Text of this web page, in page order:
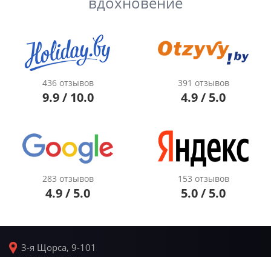
436 отзывов
9.9 / 10.0
391 отзывов
4.9 / 5.0
283 отзывов
4.9 / 5.0
153 отзывов
5.0 / 5.0
3-я Щорса, 9-101